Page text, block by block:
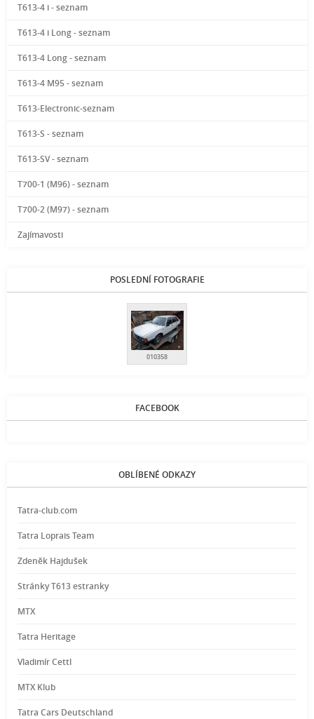
T613-4 i - seznam
T613-4 i Long - seznam
T613-4 Long - seznam
T613-4 M95 - seznam
T613-Electronic-seznam
T613-S - seznam
T613-SV - seznam
T700-1 (M96) - seznam
T700-2 (M97) - seznam
Zajímavosti
POSLEDNÍ FOTOGRAFIE
010358
FACEBOOK
OBLÍBENÉ ODKAZY
Tatra-club.com
Tatra Loprais Team
Zdeněk Hajdušek
Stránky T613 estranky
MTX
Tatra Heritage
Vladimír Cettl
MTX Klub
Tatra Cars Deutschland